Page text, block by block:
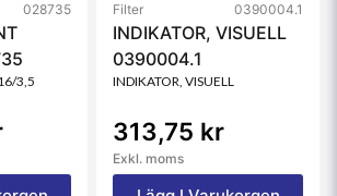
028735
3,5
Filter 0390004.1
INDIKATOR, VISUELL
0390004.1
INDIKATOR, VISUELL
313,75 kr
Exkl. moms